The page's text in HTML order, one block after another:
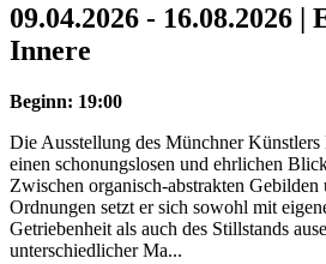
09.04.2026 - 16.08.2026
Innere
Beginn: 19:00
Die Ausstellung des Münchner
einen schonungslosen und ehrlichen
Zwischen organisch-abstrakten Gebilden
Ordnungen setzt er sich sowohl mit
Getriebenheit als auch des Stillstands
unterschiedlicher Ma...